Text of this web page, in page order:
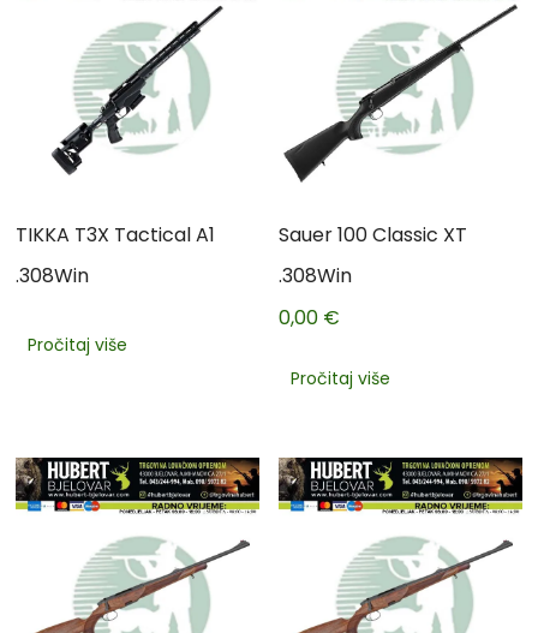
TIKKA T3X Tactical A1
.308Win
Pročitaj više
Sauer 100 Classic XT
.308Win
0,00 €
Pročitaj više